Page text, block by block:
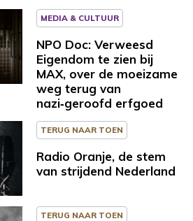
MEDIA & CULTUUR
NPO Doc: Verweesd
Eigendom te zien bij
MAX, over de moeizame
weg terug van
nazi‑geroofd erfgoed
TERUG NAAR TOEN
Radio Oranje, de stem
van strijdend Nederland
TERUG NAAR TOEN